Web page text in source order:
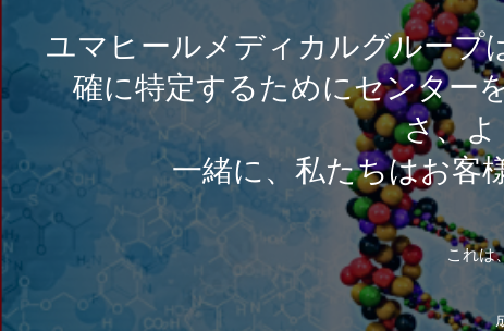
ユマヒールメディカルグループ
確に特定するためにセンター
さ、
一緒に、私たちはお客
これは